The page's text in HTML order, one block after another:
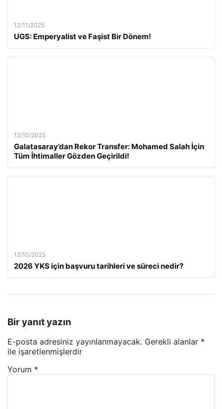
12/11/2025
UGS: Emperyalist ve Faşist Bir Dönem!
12/10/2025
Galatasaray’dan Rekor Transfer: Mohamed Salah İçin
Tüm İhtimaller Gözden Geçirildi!
12/10/2025
2026 YKS için başvuru tarihleri ve süreci nedir?
Bir yanıt yazın
E-posta adresiniz yayınlanmayacak. Gerekli alanlar *
ile işaretlenmişlerdir
Yorum *